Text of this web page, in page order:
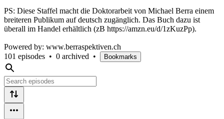
PS: Diese Staffel macht die Doktorarbeit von Michael Berra einem
breiteren Publikum auf deutsch zugänglich. Das Buch dazu ist
überall im Handel erhältlich (zB https://amzn.eu/d/1zKuzPp).
Powered by: www.berraspektiven.ch
101 episodes • 0 archived • Bookmarks